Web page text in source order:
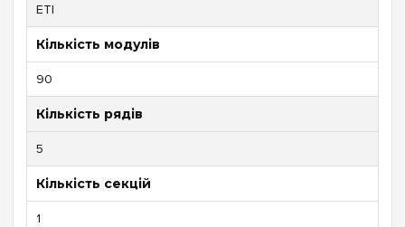
ETI
Кількість модулів
90
Кількість рядів
5
Кількість секцій
1